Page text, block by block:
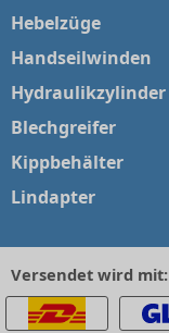
Hebelzüge
Handseilwinden
Hydraulikzylinder
Blechgreifer
Kippbehälter
Lindapter
Versendet wird mit: